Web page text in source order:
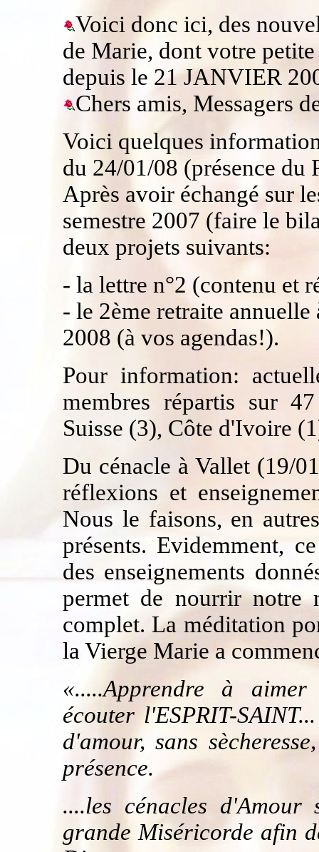
Voici donc ici, des
de Marie, dont votre
depuis le 21 JANVIER
Chers amis, Messagers
Voici quelques
du 24/01/08 (présence du
Après avoir échangé sur
semestre 2007 (faire le
deux projets suivants:
- la lettre n°2 (contenu et
- le 2ème retraite
2008 (à vos agendas!).
Pour information:
membres répartis sur
Suisse (3), Côte d'Ivoire
Du cénacle à Vallet (19/
réflexions et
Nous le faisons, en
présents. Evidemment,
des enseignements
permet de nourrir notre
complet. La méditation
la Vierge Marie a
«.....Apprendre à
écouter l'ESPRIT-
d'amour, sans
présence.
....les cénacles
grande Miséricorde afin